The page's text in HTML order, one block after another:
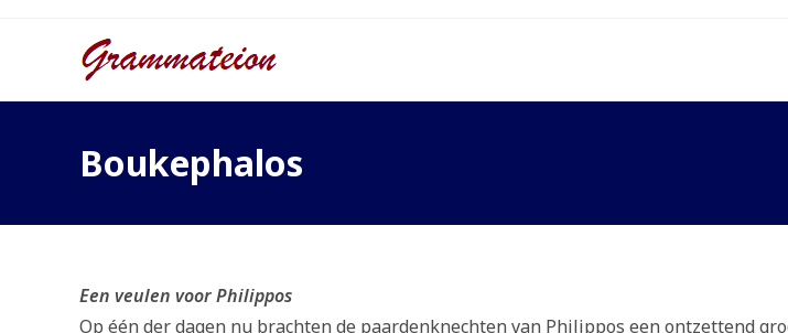
Boukephalos
Een veulen voor Philippos
Op één der dagen nu brachten de paardenknechten van Philippos een ontzettend